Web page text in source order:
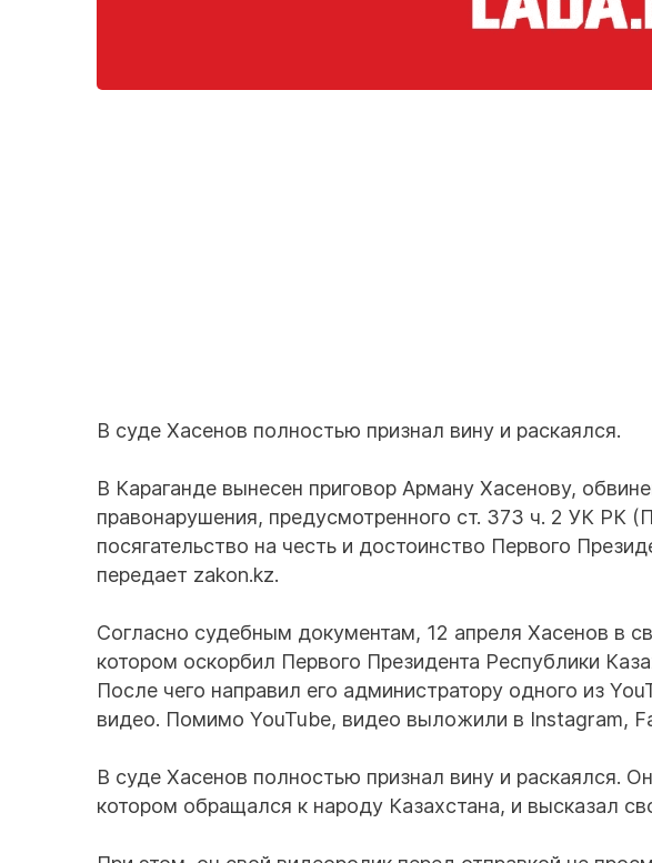
В суде Хасенов полностью признал вину и раскаялся.
В Караганде вынесен приговор Арману Хасенову,
правонарушения, предусмотренного ст. 373 ч. 2 УК РК
посягательство на честь и достоинство Первого
передает zakon.kz.
Согласно судебным документам, 12 апреля Хасенов в
котором оскорбил Первого Президента Республики
После чего направил его администратору одного из
видео. Помимо YouTube, видео выложили в Instagram,
В суде Хасенов полностью признал вину и раскаялся.
котором обращался к народу Казахстана, и высказал